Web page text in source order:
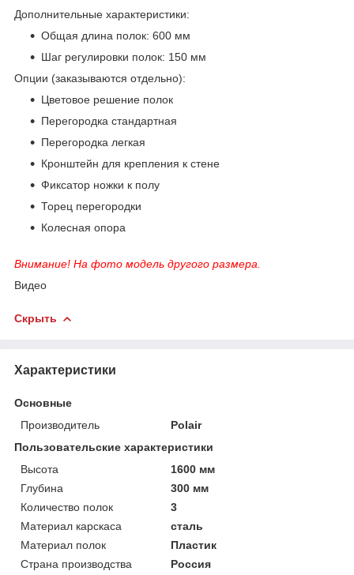
Дополнительные характеристики:
Общая длина полок: 600 мм
Шаг регулировки полок: 150 мм
Опции (заказываются отдельно):
Цветовое решение полок
Перегородка стандартная
Перегородка легкая
Кронштейн для крепления к стене
Фиксатор ножки к полу
Торец перегородки
Колесная опора
Внимание! На фото модель другого размера.
Видео
Скрыть
Характеристики
Основные
Производитель
Polair
Пользовательские характеристики
Высота
1600 мм
Глубина
300 мм
Количество полок
3
Материал карскаса
сталь
Материал полок
Пластик
Страна производства
Россия